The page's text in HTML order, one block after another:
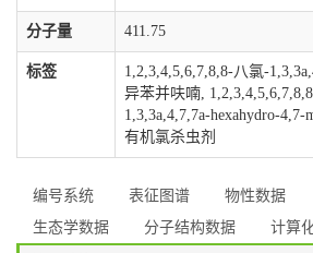
分子量 411.75
标签
1,2,3,4,5,6,7,8,8-八氯-
异苯并呋喃,
1,3,3a,4,7,7a-hexahydro-4,7-
有机氯杀虫剂
编号系统 表征图谱 物性数据
生态学数据
分子结构数据 计算